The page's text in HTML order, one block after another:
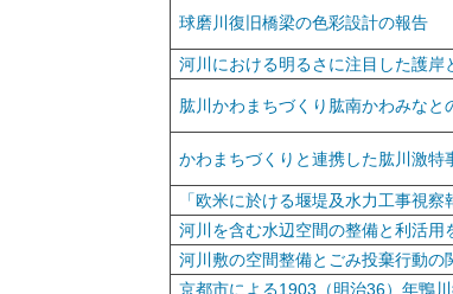
球磨川復旧橋梁の色彩設計の報告
河川における明るさに注目した護
肱川かわまちづくり肱南かわみなと
かわまちづくりと連携した肱川激
「欧米に於ける堰堤及水力工事視
河川を含む水辺空間の整備と利活用
河川敷の空間整備とごみ投棄行動
京都市による1903（明治36）年鴨